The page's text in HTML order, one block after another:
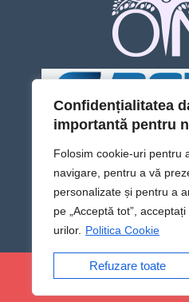
Confidențialitatea
importantă pentru
Folosim cookie-uri pentru
navigare, pentru a vă
personalizate și pentru a
pe „Acceptă tot”,
urilor. Politica Cookie
Refuzare toate
@Sens TV | Dă